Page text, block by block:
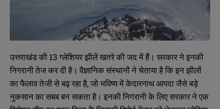
उत्तराखंड की 13 ग्लेशियर झीलें खतरे की जद में हैं। सरकार ने इनकी
निगरानी तेज कर दी है। वैज्ञानिक संस्थानों ने चेताया है कि इन झीलों
का फैलाव तेजी से बढ़ रहा है, जो भविष्य में केदारनाथ आपदा जैसे बड़े
नुकसान का सबब बन सकता है। इनकी निगरानी के लिए सरकार ने एक